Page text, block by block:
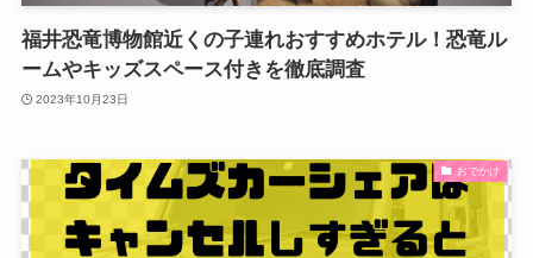
福井恐竜博物館近くの子連れおすすめホテル！恐竜ル
ームやキッズスペース付きを徹底調査
2023年10月23日
おでかけ